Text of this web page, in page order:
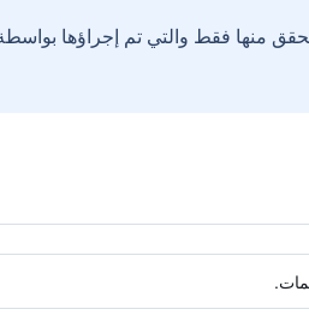
منها فقط والتي تم إجراؤها